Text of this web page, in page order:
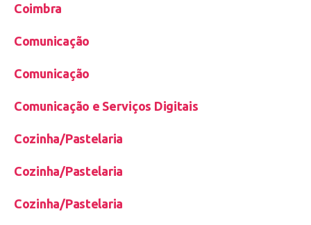
Coimbra
Comunicação
Comunicação
Comunicação e Serviços Digitais
Cozinha/Pastelaria
Cozinha/Pastelaria
Cozinha/Pastelaria